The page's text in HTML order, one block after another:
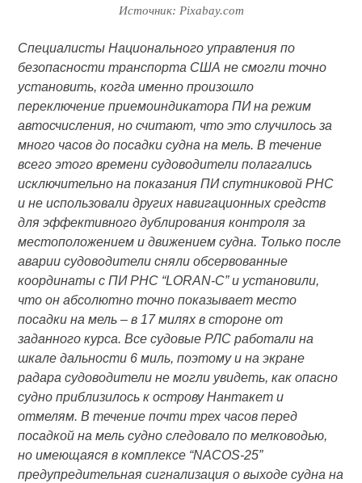
Источник: Pixabay.com
Специалисты Национального управления по
безопасности транспорта США не смогли точно
установить, когда именно произошло
переключение приемоиндикатора ПИ на режим
автосчисления, но считают, что это случилось за
много часов до посадки судна на мель. В течение
всего этого времени судоводители полагались
исключительно на показания ПИ спутниковой РНС
и не использовали других навигационных средств
для эффективного дублирования контроля за
местоположением и движением судна. Только после
аварии судоводители сняли обсервованные
координаты с ПИ РНС “LORAN-C” и установили,
что он абсолютно точно показывает место
посадки на мель – в 17 милях в стороне от
заданного курса. Все судовые РЛС работали на
шкале дальности 6 миль, поэтому и на экране
радара судоводители не могли увидеть, как опасно
судно приблизилось к острову Нантакет и
отмелям. В течение почти трех часов перед
посадкой на мель судно следовало по мелководью,
но имеющаяся в комплексе “NACOS-25”
предупредительная сигнализация о выходе судна на